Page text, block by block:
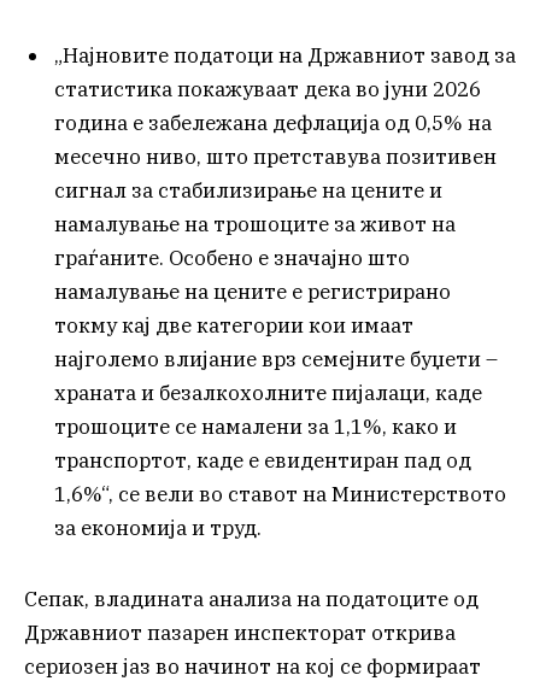
„Најновите податоци на Државниот завод за
статистика покажуваат дека во јуни 2026
година е забележана дефлација од 0,5% на
месечно ниво, што претставува позитивен
сигнал за стабилизирање на цените и
намалување на трошоците за живот на
граѓаните. Особено е значајно што
намалување на цените е регистрирано
токму кај две категории кои имаат
најголемо влијание врз семејните буџети –
храната и безалкохолните пијалаци, каде
трошоците се намалени за 1,1%, како и
транспортот, каде е евидентиран пад од
1,6%“, се вели во ставот на Министерството
за економија и труд.
Сепак, владината анализа на податоците од
Државниот пазарен инспекторат открива
сериозен јаз во начинот на кој се формираат